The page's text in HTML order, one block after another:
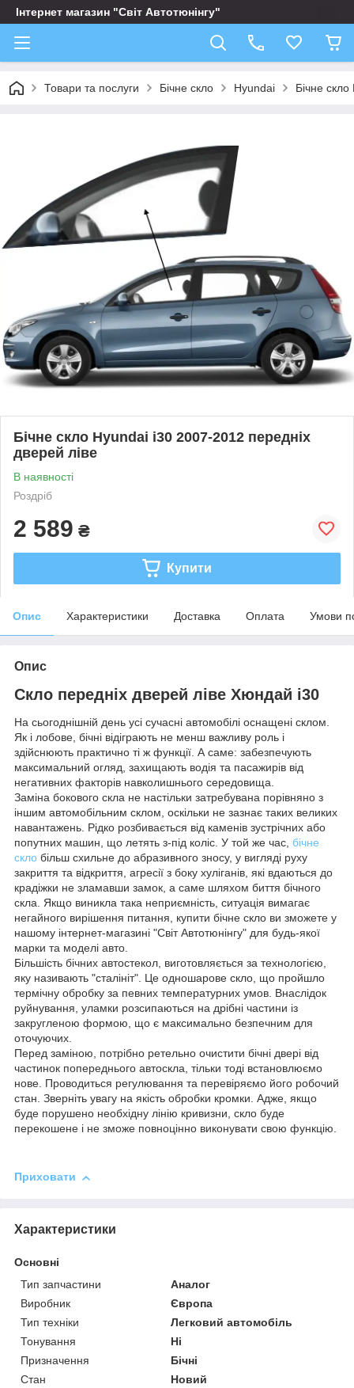
Інтернет магазин "Світ Автотюнінгу"
Товари та послуги Бічне скло Hyundai Бічне
Бічне скло Hyundai i30 2007-2012 передніх
дверей ліве
В наявності
Роздріб
2 589 ₴
Купити
Опис Характеристики Доставка Оплата Умови
Опис
Скло передніх дверей ліве Хюндай і30
На сьогоднішній день усі сучасні автомобілі оснащені склом.
Як і лобове, бічні відіграють не менш важливу роль і
здійснюють практично ті ж функції. А саме: забезпечують
максимальний огляд, захищають водія та пасажирів від
негативних факторів навколишнього середовища.
Заміна бокового скла не настільки затребувана порівняно з
іншим автомобільним склом, оскільки не зазнає таких великих
навантажень. Рідко розбивається від каменів зустрічних або
попутних машин, що летять з-під коліс. У той же час, бічне
скло більш схильне до абразивного зносу, у вигляді руху
закриття та відкриття, агресії з боку хуліганів, які вдаються до
крадіжки не зламавши замок, а саме шляхом биття бічного
скла. Якщо виникла така неприємність, ситуація вимагає
негайного вирішення питання, купити бічне скло ви зможете у
нашому інтернет-магазині "Світ Автотюнінгу" для будь-якої
марки та моделі авто.
Більшість бічних автостекол, виготовляється за технологією,
яку називають "сталініт". Це одношарове скло, що пройшло
термічну обробку за певних температурних умов. Внаслідок
руйнування, уламки розсипаються на дрібні частини із
закругленою формою, що є максимально безпечним для
оточуючих.
Перед заміною, потрібно ретельно очистити бічні двері від
частинок попереднього автоскла, тільки тоді встановлюємо
нове. Проводиться регулювання та перевіряємо його робочий
стан. Зверніть увагу на якість обробки кромки. Адже, якщо
буде порушено необхідну лінію кривизни, скло буде
перекошене і не зможе повноцінно виконувати свою функцію.
Приховати
Характеристики
Основні
Тип запчастини
Аналог
Виробник
Європа
Тип техніки
Легковий автомобіль
Тонування
Ні
Призначення
Бічні
Стан
Новий